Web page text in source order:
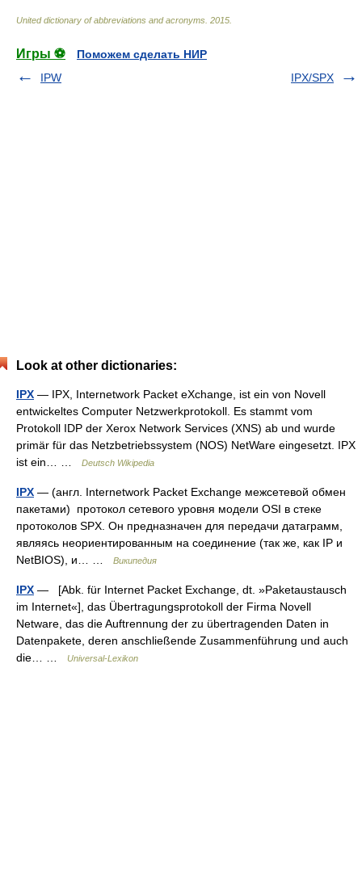
United dictionary of abbreviations and acronyms 2015
Игры ⚽
Поможем сделать НИР
IPW
IPX/SPX
Look at other dictionaries:
IPX — IPX, Internetwork Packet eXchange, ist ein von Novell
entwickeltes Computer Netzwerkprotokoll. Es stammt vom
Protokoll IDP der Xerox Network Services (XNS) ab und wurde
primär für das Netzbetriebssystem (NOS) NetWare eingesetzt. IPX
ist ein… …
Deutsch Wikipedia
IPX — (англ. Internetwork Packet Exchange межсетевой обмен
пакетами) протокол сетевого уровня модели OSI в стеке
протоколов SPX. Он предназначен для передачи датаграмм,
являясь неориентированным на соединение (так же, как IP и
NetBIOS), и… …
Википедия
IPX — [Abk. für Internet Packet Exchange, dt. »Paketaustausch
im Internet«], das Übertragungsprotokoll der Firma Novell
Netware, das die Auftrennung der zu übertragenden Daten in
Datenpakete, deren anschließende Zusammenführung und auch
die… …
Universal-Lexikon